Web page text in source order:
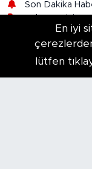
Son Dakika
Künye
Samsun Haber
En iyi
lütfen